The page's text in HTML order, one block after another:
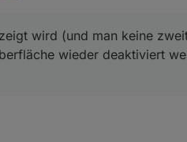
wird (und man keine
wieder deaktiviert